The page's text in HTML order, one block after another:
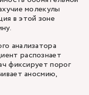
молекулы
в этой зоне
анализатора
распознает
фиксирует порог
аносмию,